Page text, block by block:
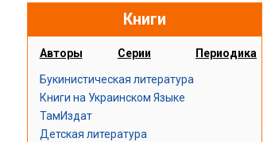
Книги
Авторы Серии Периодика
Букинистическая литература
Книги на Украинском Языке
ТамИздат
Детская литература